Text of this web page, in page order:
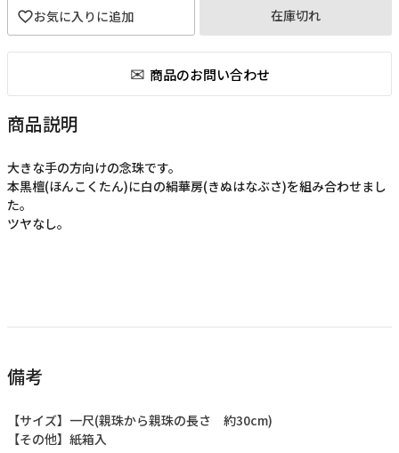
在庫切れ
商品説明
大きな手の方向けの念珠です。
本黒檀(ほんこくたん)に白の絹華房(きぬはなぶさ)を組み合わせまし
た。
ツヤなし。
備考
【サイズ】一尺(親珠から親珠の長さ 約30cm)
【その他】紙箱入